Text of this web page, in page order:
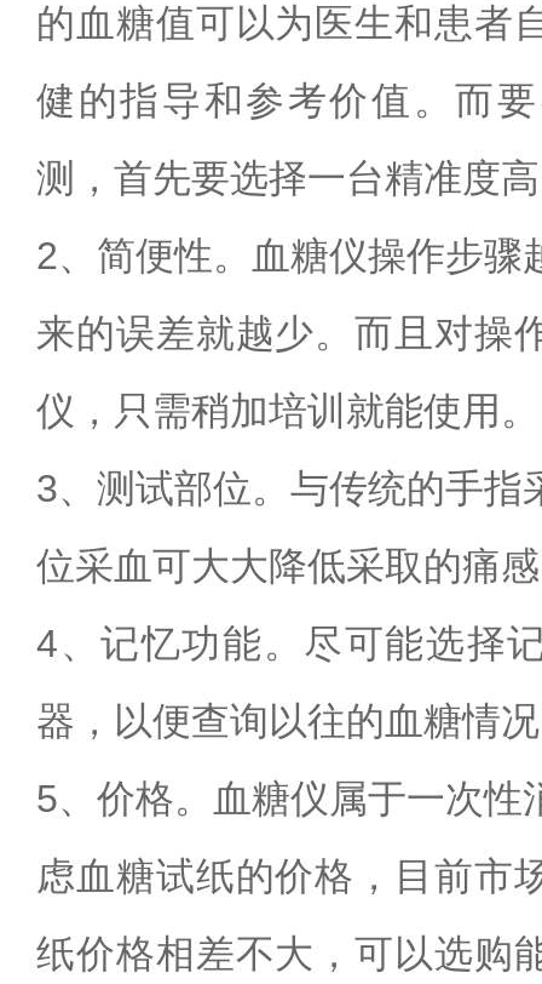
的血糖值可以为医生和患者
健的指导和参考价值。而
测，首先要选择一台精准度
2、简便性。血糖仪操作步骤
来的误差就越少。而且对操
仪，只需稍加培训就能使用。
3、测试部位。与传统的手指
位采血可大大降低采取的痛
4、记忆功能。尽可能选择
器，以便查询以往的血糖情
5、价格。血糖仪属于一次性
虑血糖试纸的价格，目前市
纸价格相差不大，可以选购